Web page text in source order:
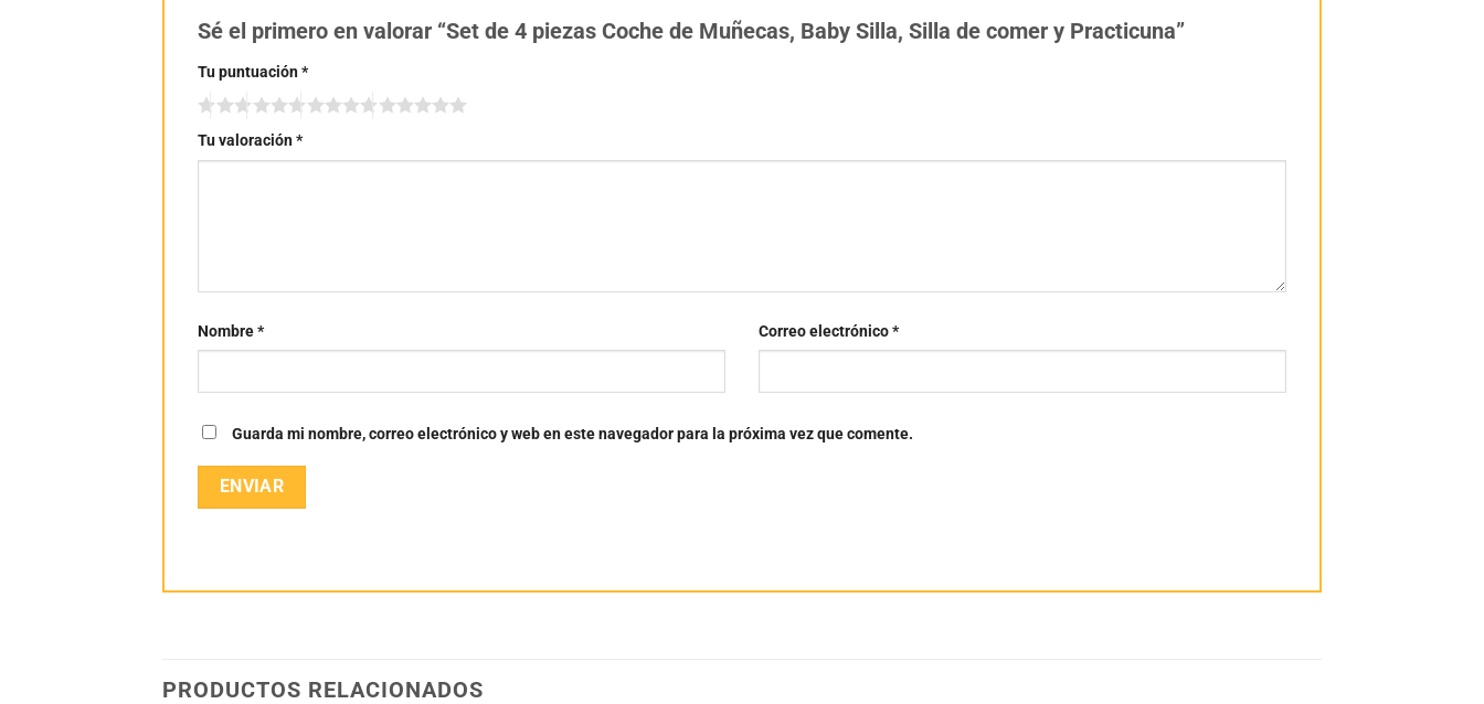
Sé el primero en valorar “Set de 4 piezas Coche de Muñecas, Baby Silla, Silla de comer y Practicuna”
Tu puntuación*
Tu valoración*
Nombre* Correo electrónico*
Guarda mi nombre, correo electrónico y web en este navegador para la próxima vez que comente.
PRODUCTOS RELACIONADOS